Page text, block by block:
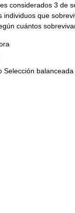
considerados 3 de
individuos que
cuántos
Selección balanceada